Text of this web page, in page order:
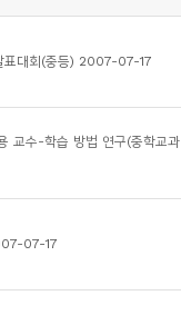
표대회(중등) 2007-07-17
교수-학습 방법 연구(중학교과
07-17